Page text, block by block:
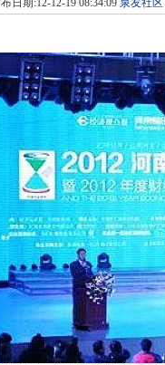
日期:12-12-19 08:34:09 泉友社区